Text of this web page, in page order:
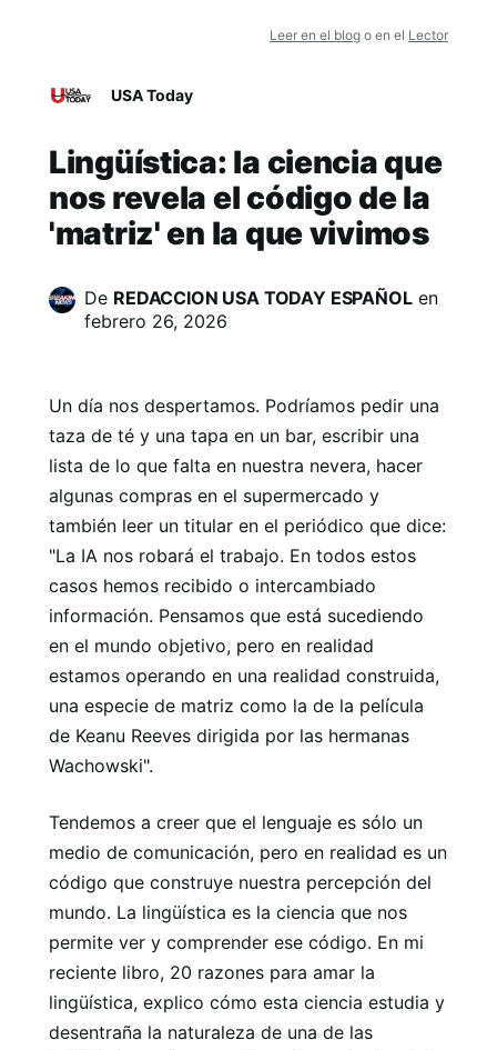
Leer en el blog o en el Lector
USA Today
Lingüística: la ciencia que
nos revela el código de la
'matriz' en la que vivimos
De REDACCION USA TODAY ESPAÑOLen
febrero 26, 2026
Un día nos despertamos. Podríamos pedir una
taza de té y una tapa en un bar, escribir una
lista de lo que falta en nuestra nevera, hacer
algunas compras en el supermercado y
también leer un titular en el periódico que dice:
"La IA nos robará el trabajo. En todos estos
casos hemos recibido o intercambiado
información. Pensamos que está sucediendo
en el mundo objetivo, pero en realidad
estamos operando en una realidad construida,
una especie de matriz como la de la película
de Keanu Reeves dirigida por las hermanas
Wachowski".
Tendemos a creer que el lenguaje es sólo un
medio de comunicación, pero en realidad es un
código que construye nuestra percepción del
mundo. La lingüística es la ciencia que nos
permite ver y comprender ese código. En mi
reciente libro, 20 razones para amar la
lingüística, explico cómo esta ciencia estudia y
desentraña la naturaleza de una de las